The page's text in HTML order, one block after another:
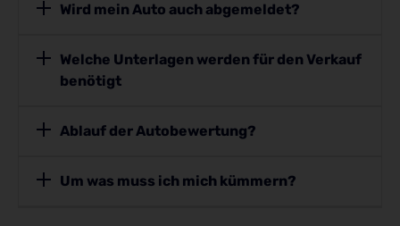
Wird mein Auto auch abgemeldet?
Welche Unterlagen werden für den Verkauf
benötigt
Ablauf der Autobewertung?
Um was muss ich mich kümmern?